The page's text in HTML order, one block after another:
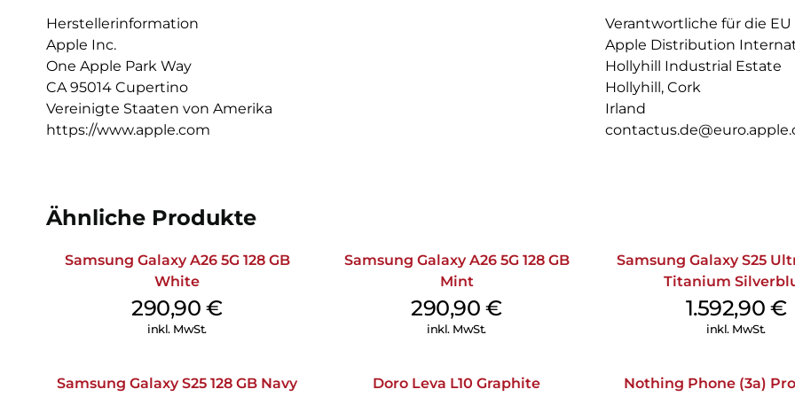
DIE ACTIONTASTE – Der
gedrückt, um die
Taschenlampe, ein
PASS DEIN IPHONE AN – Mit
einem beliebigen Farbton
Fotos App schneller finden.
Sätzen oder Emojis
Herstellerinformation
Apple Inc.
One Apple Park Way
CA 95014 Cupertino
Vereinigte Staaten von Amerika
https://www.apple.com
Verantwortliche für die EU
Apple Distribution
Hollyhill Industrial Estate
Hollyhill, Cork
Irland
Ähnliche Produkte
Samsung Galaxy A26 5G 128 GB
White
290,90€
inkl. MwSt.
Samsung Galaxy A26 5G 128 GB
Mint
290,90€
inkl. MwSt.
Samsung Galaxy S25
Titanium
1.592,90 €
inkl. MwSt.
Samsung Galaxy S25 128 GB Navy Doro Leva L10 Graphite
Nothing Phone (3a) Pro